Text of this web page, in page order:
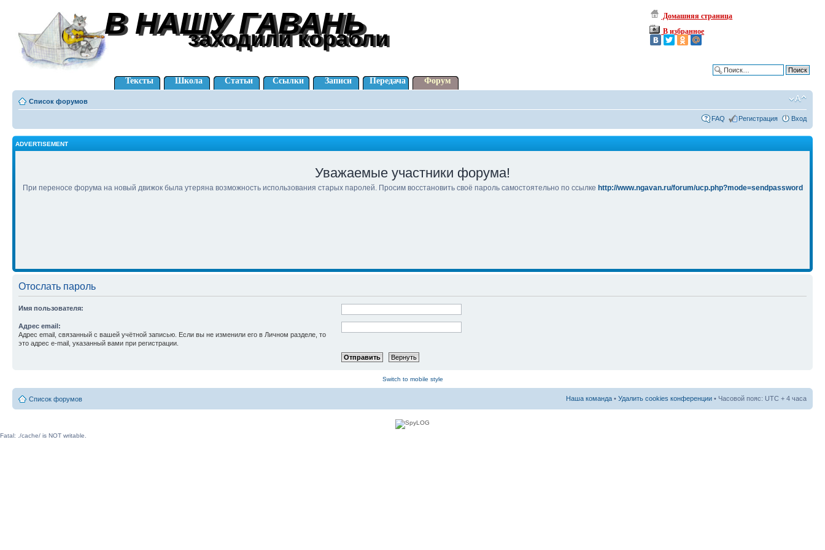
В НАШУ ГАВАНЬ
В НАШУ ГАВАНЬ
заходили корабли
заходили корабли
Домашняя страница
В избранное
Тексты Школа Статьи Ссылки Записи Передача Форум
Список форумов
FAQ Регистрация Вход
ADVERTISEMENT
Уважаемые участники форума!
При переносе форума на новый движок была утеряна возможность использования старых паролей. Просим восстановить своё пароль самостоятельно по ссылке http://www.ngavan.ru/forum/ucp.php?mode=sendpassword
Отослать пароль
Имя пользователя:
Адрес email:
Адрес email, связанный с вашей учётной записью. Если вы не изменили его в Личном разделе, то
это адрес e-mail, указанный вами при регистрации.
Switch to mobile style
Список форумов Наша команда • Удалить cookies конференции • Часовой пояс: UTC + 4 часа
Fatal: ./cache/ is NOT writable.